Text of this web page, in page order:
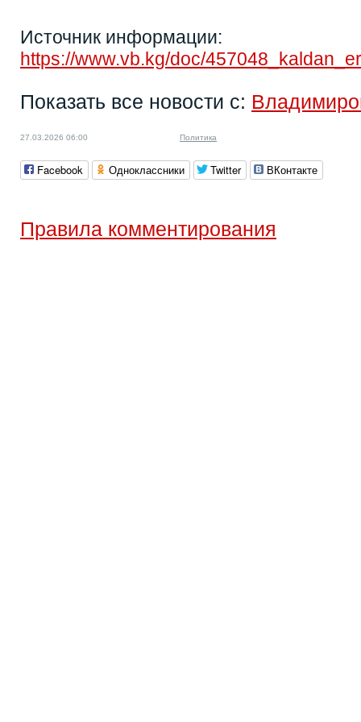
Источник информации:
https://www.vb.kg/doc/
Показать все новости с:
27.03.2026 06:00 Политика
Facebook Одноклассники Twitter ВКонтакте
Правила комментирования